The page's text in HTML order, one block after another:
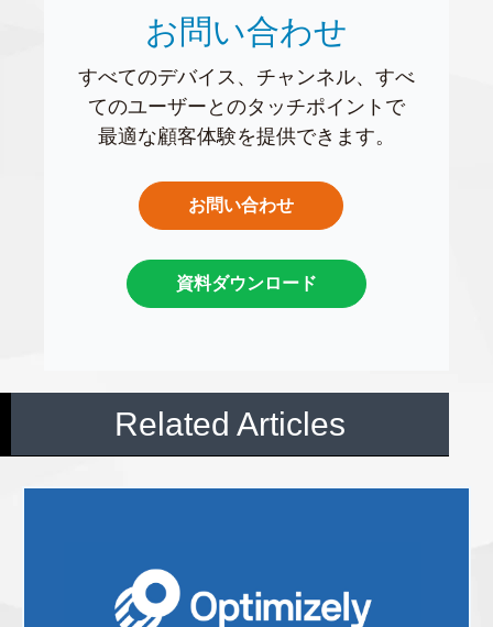
お問い合わせ
すべてのデバイス、チャンネル、すべ
てのユーザーとのタッチポイントで
最適な顧客体験を提供できます。
お問い合わせ
資料ダウンロード
Related Articles